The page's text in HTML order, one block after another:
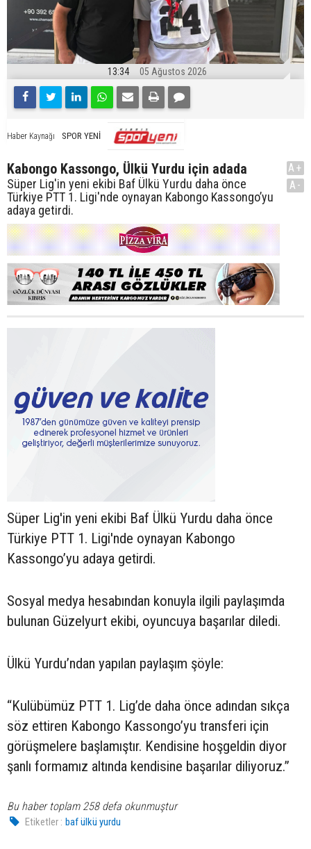
13:34 05 Ağustos 2026
Haber Kaynağı SPOR YENİ
Kabongo Kassongo, Ülkü Yurdu için adada
Süper Lig'in yeni ekibi Baf Ülkü Yurdu daha önce
Türkiye PTT 1. Ligi'nde oynayan Kabongo Kassongo’yu
adaya getirdi.
A+
A-
Süper Lig'in yeni ekibi Baf Ülkü Yurdu daha önce
Türkiye PTT 1. Ligi'nde oynayan Kabongo
Kassongo’yu adaya getirdi.
Sosyal medya hesabından konuyla ilgili paylaşımda
bulunan Güzelyurt ekibi, oyuncuya başarılar diledi.
Ülkü Yurdu’ndan yapılan paylaşım şöyle:
“Kulübümüz PTT 1. Lig’de daha önce adından sıkça
söz ettiren Kabongo Kassongo’yu transferi için
görüşmelere başlamıştır. Kendisine hoşgeldin diyor
şanlı formamız altında kendisine başarılar diliyoruz.”
Bu haber toplam 258 defa okunmuştur
Etiketler : baf ülkü yurdu